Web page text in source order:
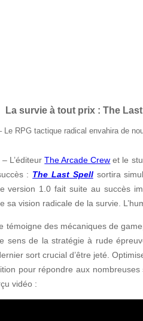
La survie à tout prix : The
Le RPG tactique radical envahira de
– L’éditeur The Arcade Crew et le
: The Last Spellsortira
version 1.0 fait suite au succès
sa vision radicale de la survie.
témoigne des mécaniques de
sens de la stratégie à rude
sort crucial d’être jeté.
pour répondre aux
vidéo :